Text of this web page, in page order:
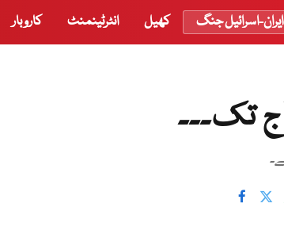
ایران-اسرائیل جنگ کھیل انٹرٹینمنٹ کاروبار